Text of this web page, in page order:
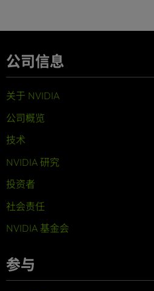
公司信息
关于 NVIDIA
公司概览
技术
NVIDIA 研究
投资者
社会责任
NVIDIA 基金会
参与